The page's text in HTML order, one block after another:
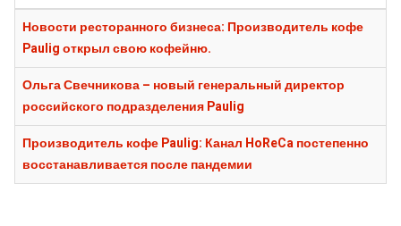
Новости ресторанного бизнеса: Производитель кофе
Paulig открыл свою кофейню.
Ольга Свечникова – новый генеральный директор
российского подразделения Paulig
Производитель кофе Paulig: Канал HoReCa постепенно
восстанавливается после пандемии